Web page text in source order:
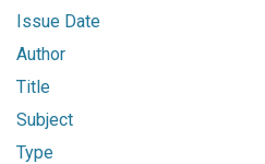
Issue Date
Author
Title
Subject
Type